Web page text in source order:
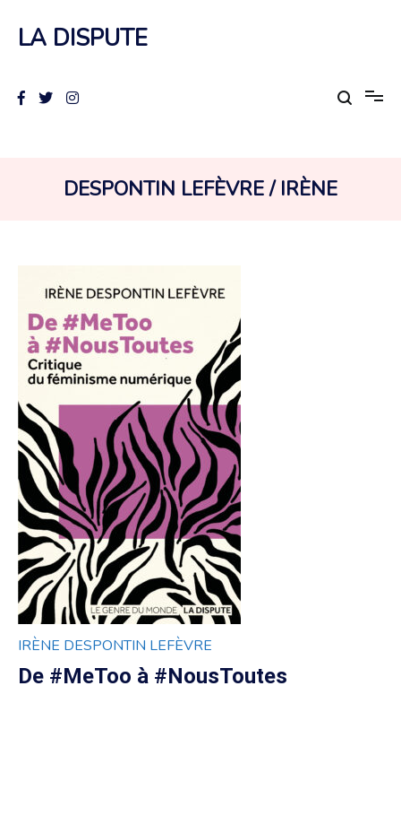
contenu
LA DISPUTE
AUTEUR :
DESPONTIN LEFÈVRE / IRÈNE
IRÈNE DESPONTIN LEFÈVRE
De #MeToo à #NousToutes